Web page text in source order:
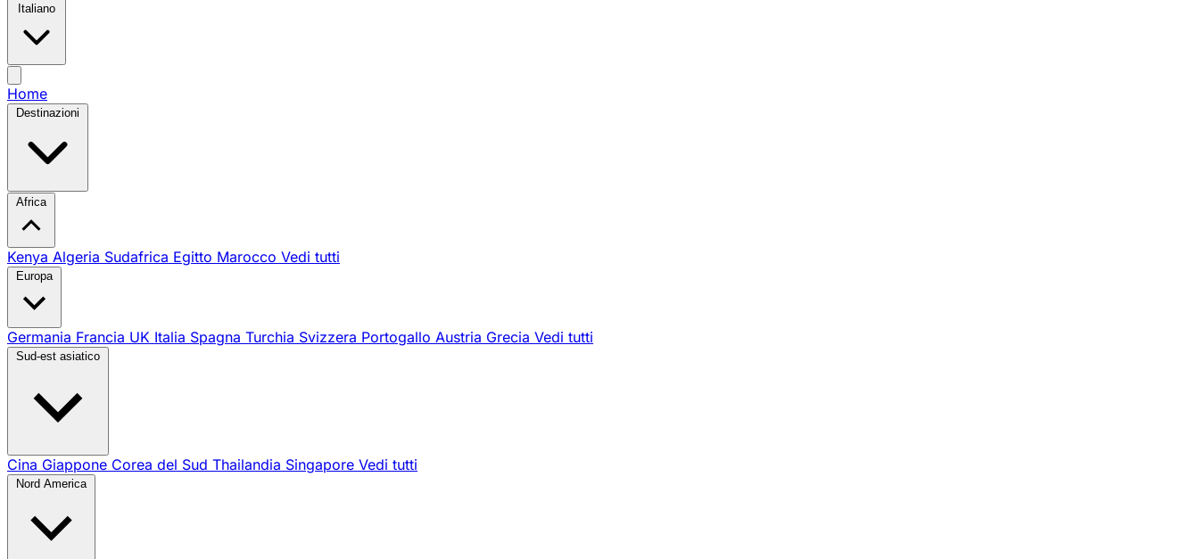
Italiano
Home
Destinazioni
Africa
Kenya Algeria Sudafrica Egitto Marocco Vedi tutti
Europa
Germania Francia UK Italia Spagna Turchia Svizzera Portogallo Austria Grecia Vedi tutti
Sud-est asiatico
Cina Giappone Corea del Sud Thailandia Singapore Vedi tutti
Nord America